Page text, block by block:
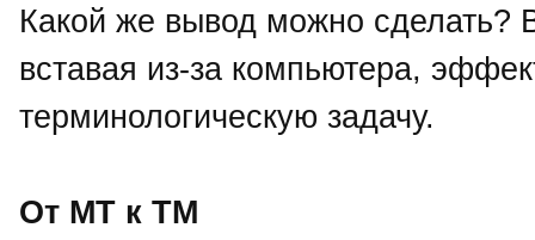
Какой же вывод можно сделать?
вставая из-за компьютера,
терминологическую задачу.
От MT к TM